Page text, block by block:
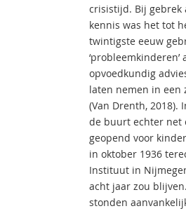
crisistijd. Bij gebrek
kennis was het tot
twintigste eeuw
opvoedkundig
laten nemen in
(Van Drenth, 2018).
de buurt echter net
geopend voor
in oktober 1936
Instituut in
acht jaar zou
stonden